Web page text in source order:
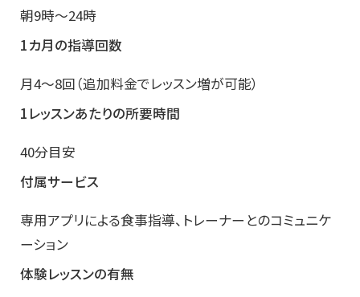
朝9時～24時
1カ月の指導回数
月4～8回（追加料金でレッスン増が可能）
1レッスンあたりの所要時間
40分目安
付属サービス
専用アプリによる食事指導、トレーナーとのコミュニケ
ーション
体験レッスンの有無